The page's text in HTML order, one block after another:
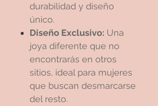
durabilidad y diseño
único.
Diseño Exclusivo: Una
joya diferente que no
encontrarás en otros
sitios, ideal para mujeres
que buscan desmarcarse
del resto.